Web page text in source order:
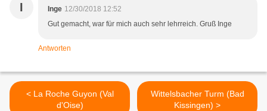
I Inge 12/30/2018 12:52
Gut gemacht, war für mich auch sehr lehrreich. Gruß Inge
Antworten
< La Roche Guyon (Val
d'Oise)
Wittelsbacher Turm (Bad
Kissingen) >